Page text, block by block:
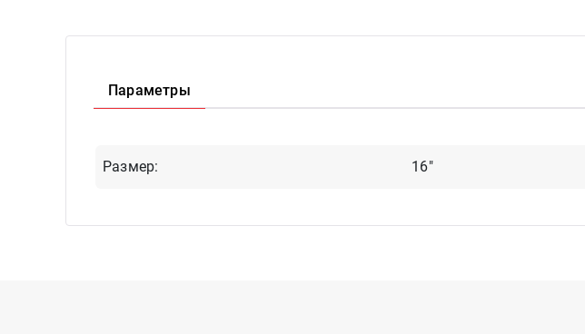
Параметры
Размер: 16"